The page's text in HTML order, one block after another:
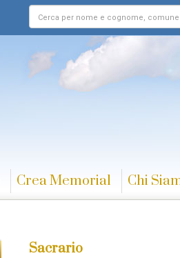
Crea Memorial Chi
Sacrario